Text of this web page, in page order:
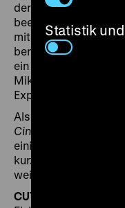
der Arbeiterklasse
beeindruckende
mit einer rohen Wut,
benannte Kraft ist,
ein Jahr nach
Mikawa-Grube zu
Explosion, die 458
Als Vorfilm ein
Cinema Novo
einiger
kurzerhand an einem
weitere Sprengungen
CUTS
Statistik